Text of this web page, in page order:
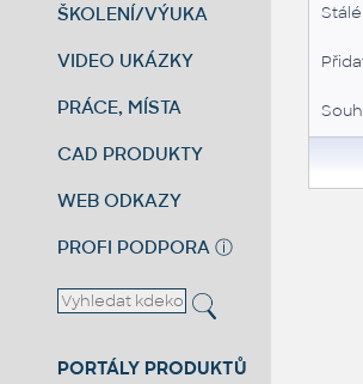
ŠKOLENÍ/VÝUKA
VIDEO UKÁZKY
PRÁCE, MÍSTA
CAD PRODUKTY
WEB ODKAZY
PROFI PODPORA ⓘ
PORTÁLY PRODUKTŮ